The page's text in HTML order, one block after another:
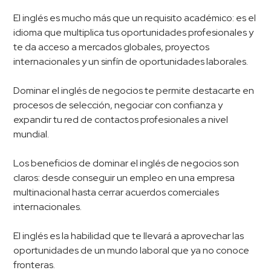
El inglés es mucho más que un requisito académico: es el
idioma que multiplica tus oportunidades profesionales y
te da acceso a mercados globales, proyectos
internacionales y un sinfín de oportunidades laborales.
Dominar el inglés de negocios te permite destacarte en
procesos de selección, negociar con confianza y
expandir tu red de contactos profesionales a nivel
mundial.
Los beneficios de dominar el inglés de negocios son
claros: desde conseguir un empleo en una empresa
multinacional hasta cerrar acuerdos comerciales
internacionales.
El inglés es la habilidad que te llevará a aprovechar las
oportunidades de un mundo laboral que ya no conoce
fronteras.